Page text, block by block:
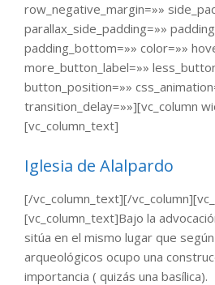
row_negative_margin=»»
parallax_side_padding=»»
padding_bottom=»» color=»»
more_button_label=»»
button_position=»»
transition_delay=»»][vc_column
[vc_column_text]
Iglesia de Alalpardo
[/vc_column_text][/
[vc_column_text]Bajo la
sitúa en el mismo lugar que
arqueológicos ocupo una
importancia ( quizás una basílica).